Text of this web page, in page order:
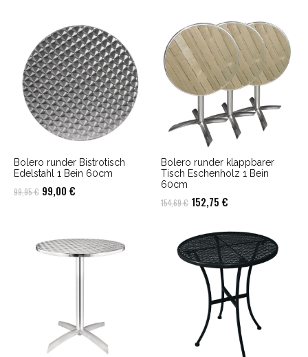
136,84 €
ist:
135,35 €.
war:
167,78 €
ist:
159,52 €.
Bolero runder Bistrotisch
Edelstahl 1 Bein 60cm
99,95€ Ursprünglicher
99,95 €
99,00 €
99,00 €.
Bolero runder klappbarer
Tisch Eschenholz 1 Bein
60cm
154,69€ Ursprünglicher
war:
154,69 €
152,75 €
ist:
152,75 €.